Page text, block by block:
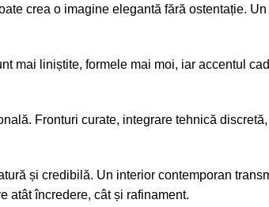
crea o imagine elegantă fără ostentație.
mai liniștite, formele mai moi, iar accentul
Fronturi curate, integrare tehnică
și credibilă. Un interior contemporan
atât încredere, cât și rafinament.